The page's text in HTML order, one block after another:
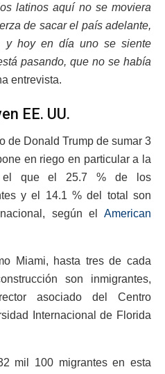
latinos aquí no se moviera
de sacar el país adelante,
y hoy en día uno se siente
pasando, que no se había
entrevista.
EE. UU.
de Donald Trump de sumar 3
en riego en particular a la
el que el 25.7 % de los
y el 14.1 % del total son
según el American
Miami, hasta tres de cada
son inmigrantes,
asociado del Centro
Internacional de Florida
mil 100 migrantes en esta